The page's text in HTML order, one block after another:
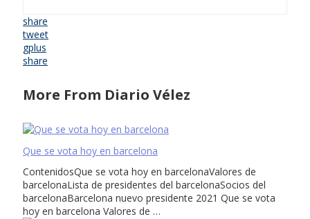
share
tweet
gplus
share
More From Diario Vélez
Que se vota hoy en barcelona
ContenidosQue se vota hoy en barcelonaValores de
barcelonaLista de presidentes del barcelonaSocios del
barcelonaBarcelona nuevo presidente 2021 Que se vota
hoy en barcelona Valores de …